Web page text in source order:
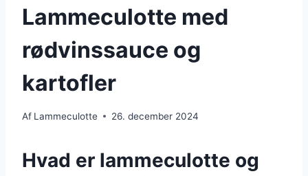
Lammeculotte med
rødvinssauce og
kartofler
Af Lammeculotte 26. december 2024
Hvad er lammeculotte og